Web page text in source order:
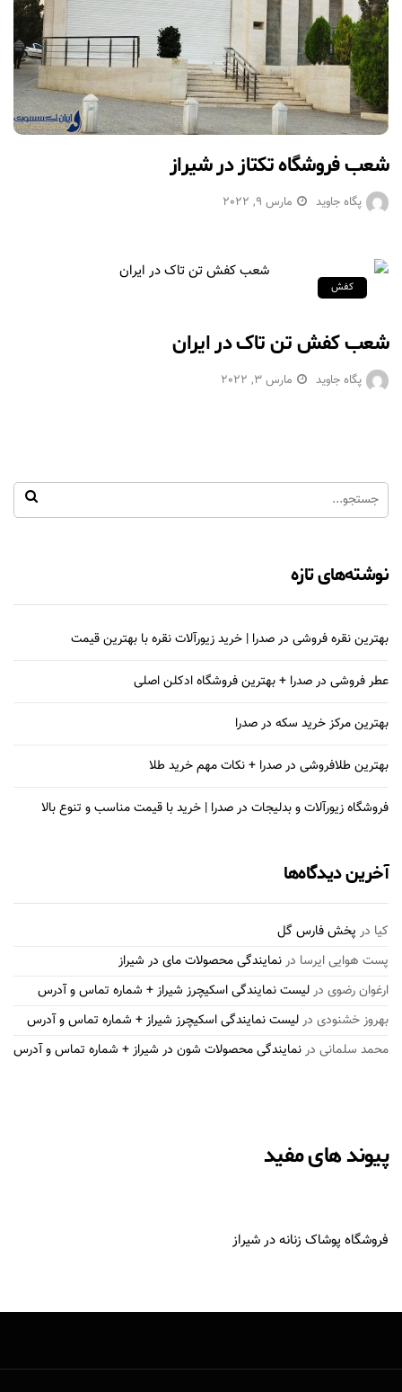
شعب فروشگاه تکتاز در شیراز
پگاه جاوید مارس 9, 2022
کفش
شعب کفش تن تاک در ایران
پگاه جاوید مارس 3, 2022
نوشته‌های تازه
بهترین نقره فروشی در صدرا | خرید زیورآلات نقره با بهترین قیمت
عطر فروشی در صدرا + بهترین فروشگاه ادکلن اصلی
بهترین مرکز خرید سکه در صدرا
بهترین طلافروشی در صدرا + نکات مهم خرید طلا
فروشگاه زیورآلات و بدلیجات در صدرا | خرید با قیمت مناسب و تنوع بالا
آخرین دیدگاه‌ها
کیا در پخش فارس گل
پست هوایی ایرسا درنمایندگی محصولات مای در شیراز
ارغوان رضوی درلیست نمایندگی اسکیچرز شیراز + شماره تماس و آدرس
بهروز خشنودی درلیست نمایندگی اسکیچرز شیراز + شماره تماس و آدرس
محمد سلمانی درنمایندگی محصولات شون در شیراز + شماره تماس و آدرس
پیوند های مفید
فروشگاه پوشاک زنانه در شیراز